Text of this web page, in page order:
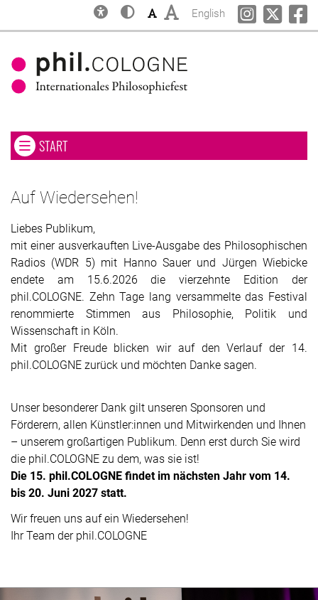
Zum Hauptbereich springen
Zur Navigation springen
Zur Suche springen
Inklusion & Barrierefreiheit
KontrastSchriftgröße: Klein
Schriftgröße: Groß
Change language to
English
Navigationsmenü öffnen oder schließen
NAVIGATIONSMENÜ ÖFFNEN ODER SCHLIESSEN. AKTUELLE
START
Auf Wiedersehen!
Liebes Publikum,
mit einer ausverkauften Live-Ausgabe des Philosophischen
Radios (WDR 5) mit Hanno Sauer und Jürgen Wiebicke
endete am 15.6.2026 die vierzehnte Edition der
phil.COLOGNE. Zehn Tage lang versammelte das Festival
renommierte Stimmen aus Philosophie, Politik und
Wissenschaft in Köln.
Mit großer Freude blicken wir auf den Verlauf der 14.
phil.COLOGNE zurück und möchten Danke sagen.
Unser besonderer Dank gilt unseren Sponsoren und
Förderern, allen Künstler:innen und Mitwirkenden und Ihnen
– unserem großartigen Publikum. Denn erst durch Sie wird
die phil.COLOGNE zu dem, was sie ist!
Die 15. phil.COLOGNE findet im nächsten Jahr vom 14.
bis 20. Juni 2027 statt.
Wir freuen uns auf ein Wiedersehen!
Ihr Team der phil.COLOGNE